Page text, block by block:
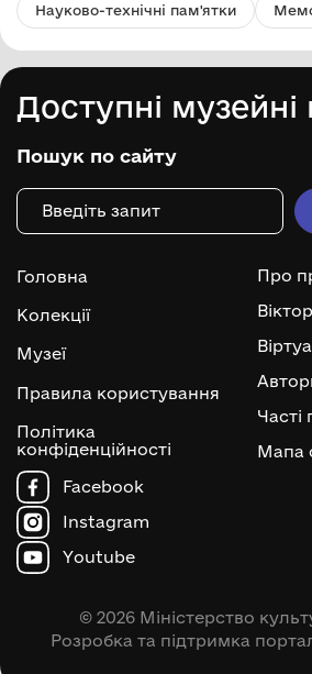
Науково-технічні пам'ятки
Доступні музейні
Пошук по сайту
Головна
Колекції
Музеї
Правила користування
Політика
конфіденційності
Про
Часті
Мапа
Facebook
Instagram
Youtube
© 2026 Міністерство
Розробка та підтримка